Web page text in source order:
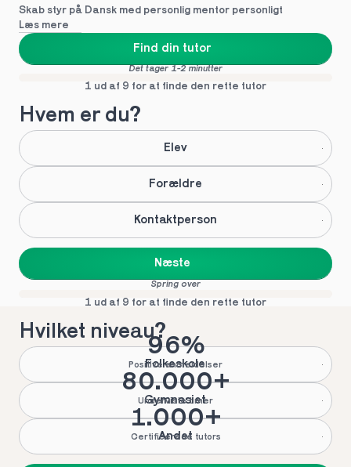
Skab styr på Dansk med personlig mentor personligt
Læs mere
Find din tutor
Det tager 1-2 minutter
1 ud af 9 for at finde den rette tutor
Hvem er du?
Elev
Forældre
Kontaktperson
Næste
Spring over
1 ud af 9 for at finde den rette tutor
Hvilket niveau?
Folkeskole
Gymnasiet
Andet
96%
Positive anmeldelser
80.000+
Underviste timer
1.000+
Certificerede tutors